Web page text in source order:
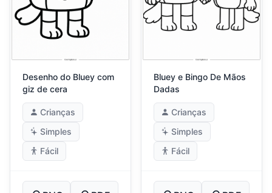
Desenho do Bluey com
giz de cera
Crianças
Simples
Fácil
Bluey e Bingo De Mãos
Dadas
Crianças
Simples
Fácil